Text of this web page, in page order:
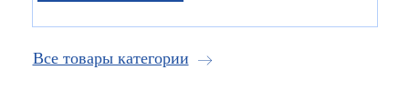
Все товары категории